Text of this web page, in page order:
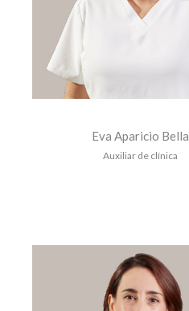
Eva Aparicio Bella
Auxiliar de clínica